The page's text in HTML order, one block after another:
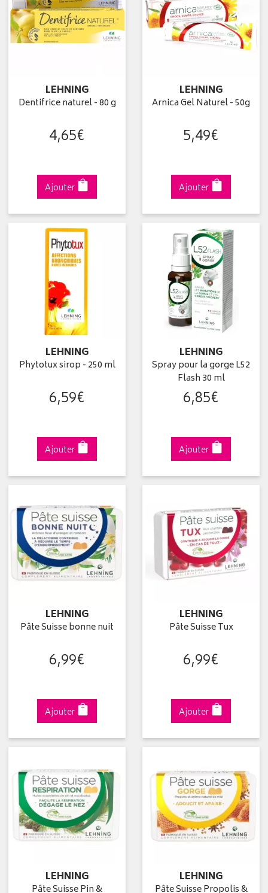
LEHNING
Dentifrice naturel - 80 g
4,65€
Ajouter
LEHNING
Arnica Gel Naturel - 50g
5,49€
Ajouter
LEHNING
Phytotux sirop - 250 ml
6,59€
Ajouter
LEHNING
Spray pour la gorge L52
Flash 30 ml
6,85€
Ajouter
LEHNING
Pâte Suisse bonne nuit
6,99€
Ajouter
LEHNING
Pâte Suisse Tux
6,99€
Ajouter
LEHNING
Pâte Suisse Pin &
LEHNING
Pâte Suisse Propolis &